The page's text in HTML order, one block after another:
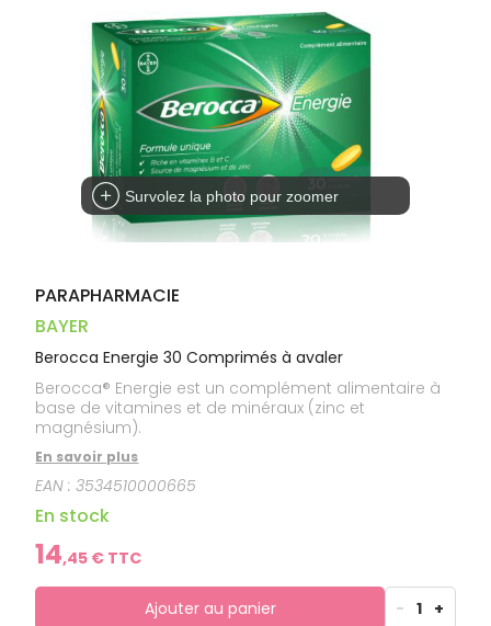
médicaux
Corps
Homme
Solaire
Visage
PHARMACIES
DE GARDE
Survolez la photo pour zoomer
PARAPHARMACIE
BAYER
Berocca Energie 30 Comprimés à avaler
Berocca® Energie est un complément alimentaire à
base de vitamines et de minéraux (zinc et
magnésium).
En savoir plus
EAN :3534510000665
En stock
14,45 € TTC
Ajouter au panier - 1 +